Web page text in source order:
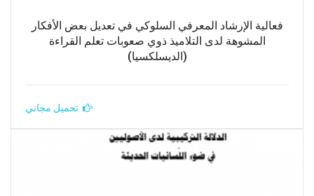
فعالية الإرشاد المعرفي السلوكي في تعديل بعض الأفكار
المشوهة لدى التلاميذ ذوي صعوبات تعلم القراءة
(الديسلكسيا)
تحميل مجاني